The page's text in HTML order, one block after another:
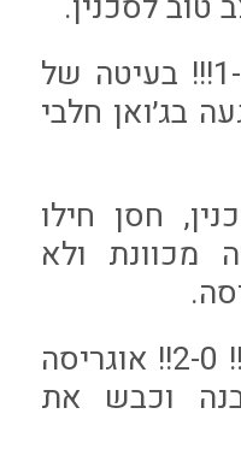
דקה 25: גולללל!! 1-0!!! בעיטה של
בג׳ואן חלבי
חסן חילו
מכוונת ולא
דקה 45+5: גוללללל!! 2-0!! אוגריסה
וכבש את